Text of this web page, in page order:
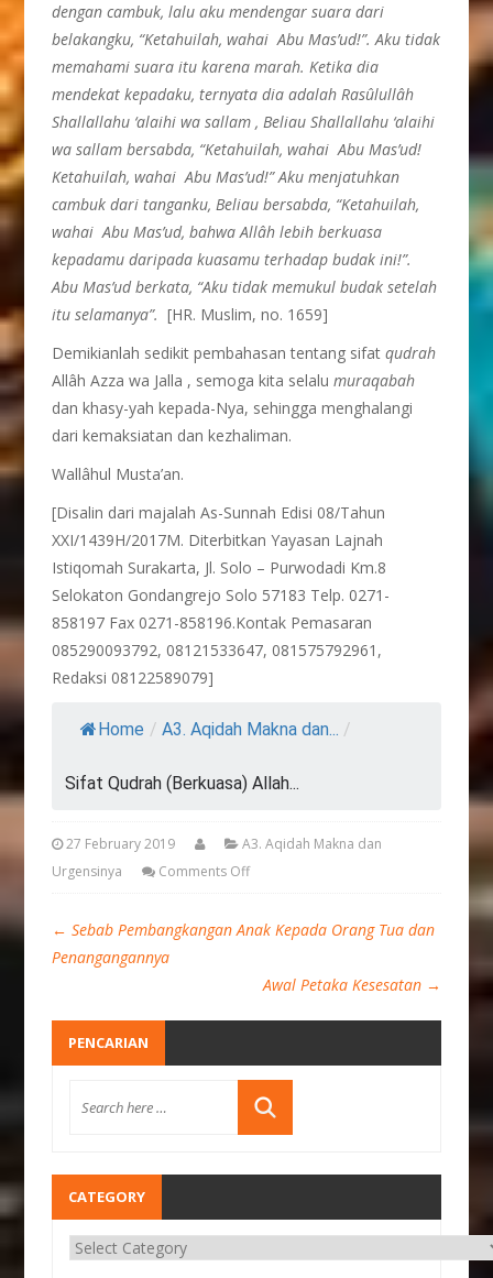
dengan cambuk, lalu aku mendengar suara dari
belakangku, “Ketahuilah, wahai Abu Mas’ud!”. Aku tidak
memahami suara itu karena marah. Ketika dia
mendekat kepadaku, ternyata dia adalah Rasûlullâh
Shallallahu ‘alaihi wa sallam , Beliau Shallallahu ‘alaihi
wa sallam bersabda, “Ketahuilah, wahai Abu Mas’ud!
Ketahuilah, wahai Abu Mas’ud!” Aku menjatuhkan
cambuk dari tanganku, Beliau bersabda, “Ketahuilah,
wahai Abu Mas’ud, bahwa Allâh lebih berkuasa
kepadamu daripada kuasamu terhadap budak ini!”.
Abu Mas’ud berkata, “Aku tidak memukul budak setelah
itu selamanya”. [HR. Muslim, no. 1659]
Demikianlah sedikit pembahasan tentang sifatqudrah
Allâh Azza wa Jalla , semoga kita selalumuraqabah
dan khasy-yah kepada-Nya, sehingga menghalangi
dari kemaksiatan dan kezhaliman.
Wallâhul Musta’an.
[Disalin dari majalah As-Sunnah Edisi 08/Tahun
XXI/1439H/2017M. Diterbitkan Yayasan Lajnah
Istiqomah Surakarta, Jl. Solo – Purwodadi Km.8
Selokaton Gondangrejo Solo 57183 Telp. 0271-
858197 Fax 0271-858196.Kontak Pemasaran
085290093792, 08121533647, 081575792961,
Redaksi 08122589079]
Home / A3. Aqidah Makna dan... /
Sifat Qudrah (Berkuasa) Allah...
27 February 2019
A3. Aqidah Makna dan
Urgensinya
Comments Off
← Sebab Pembangkangan Anak Kepada Orang Tua dan
Penangangannya
Awal Petaka Kesesatan →
PENCARIAN
CATEGORY